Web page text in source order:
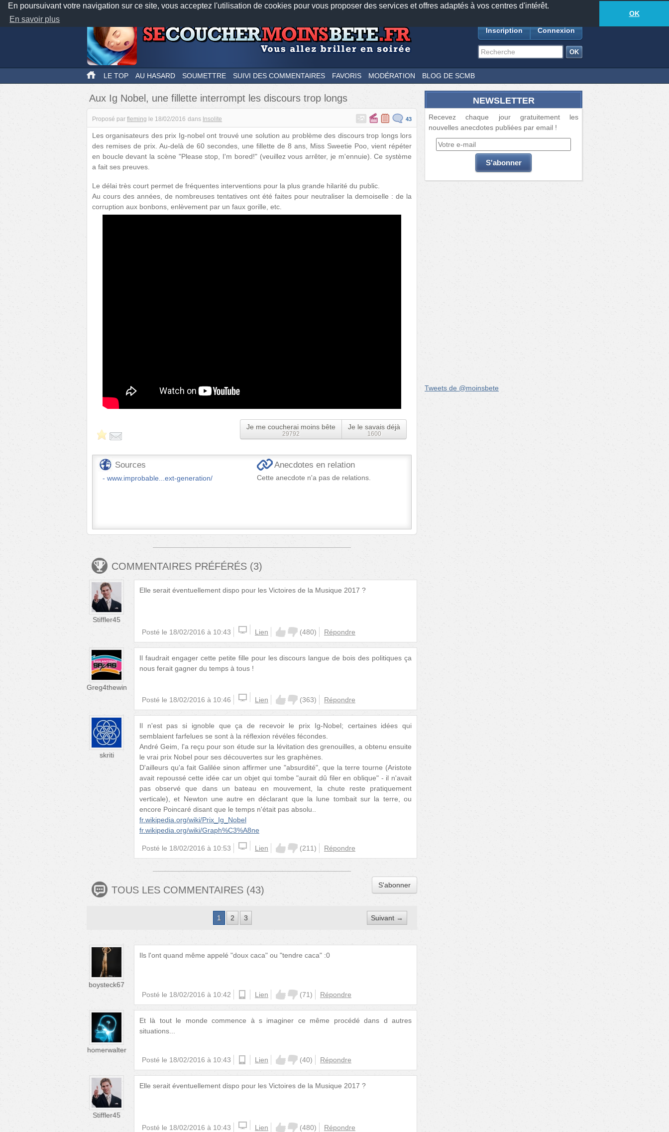
En poursuivant votre navigation sur ce site, vous acceptez l'utilisation de cookies pour vous proposer des services et offres adaptés à vos centres d'intérêt.
En savoir plus
OK
Nos applications mobiles Newsletter Facebook
TwitterFeeds18877anecdotes-646lecteurs connectés
Inscription Connexion
LE TOP AU HASARD SOUMETTRE SUIVI DES COMMENTAIRES FAVORIS MODÉRATION BLOG DE SCMB
Aux Ig Nobel, une fillette interrompt les discours trop longs
Proposé par fleming le 18/02/2016 dans Insolite 43
Les organisateurs des prix Ig-nobel ont trouvé une solution au problème des discours trop longs lors
des remises de prix. Au-delà de 60 secondes, une fillette de 8 ans, Miss Sweetie Poo, vient répéter
en boucle devant la scène "Please stop, I'm bored!" (veuillez vous arrêter, je m'ennuie). Ce système
a fait ses preuves.
Le délai très court permet de fréquentes interventions pour la plus grande hilarité du public.
Au cours des années, de nombreuses tentatives ont été faites pour neutraliser la demoiselle : de la
corruption aux bonbons, enlèvement par un faux gorille, etc.
Je me coucherai moins bête
29792
Je le savais déjà
1600
Sources
www.improbable...ext-generation/
Anecdotes en relation
Cette anecdote n'a pas de relations.
COMMENTAIRES PRÉFÉRÉS (3)
Stiffler45
Elle serait éventuellement dispo pour les Victoires de la Musique 2017 ?
Posté le 18/02/2016 à 10:43 Lien (480) Répondre
Greg4thewin
Il faudrait engager cette petite fille pour les discours langue de bois des politiques ça
nous ferait gagner du temps à tous !
Posté le 18/02/2016 à 10:46 Lien (363) Répondre
skriti
Il n'est pas si ignoble que ça de recevoir le prix Ig-Nobel; certaines idées qui
semblaient farfelues se sont à la réflexion révéles fécondes.
André Geim, l'a reçu pour son étude sur la lévitation des grenouilles, a obtenu ensuite
le vrai prix Nobel pour ses découvertes sur les graphènes.
D'ailleurs qu'a fait Galilée sinon affirmer une "absurdité", que la terre tourne (Aristote
avait repoussé cette idée car un objet qui tombe "aurait dû filer en oblique" - il n'avait
pas observé que dans un bateau en mouvement, la chute reste pratiquement
verticale), et Newton une autre en déclarant que la lune tombait sur la terre, ou
encore Poincaré disant que le temps n'était pas absolu..
fr.wikipedia.org/wiki/Prix_Ig_Nobel
fr.wikipedia.org/wiki/Graph%C3%A8ne
Posté le 18/02/2016 à 10:53 Lien (211) Répondre
TOUS LES COMMENTAIRES (43) S'abonner
1 2 3 Suivant →
boysteck67
Ils l'ont quand même appelé "doux caca" ou "tendre caca" :0
Posté le 18/02/2016 à 10:42 Lien (71) Répondre
homerwalter
Et là tout le monde commence à s imaginer ce même procédé dans d autres
situations...
Posté le 18/02/2016 à 10:43 androidLien (40) Répondre
Stiffler45
Elle serait éventuellement dispo pour les Victoires de la Musique 2017 ?
Posté le 18/02/2016 à 10:43 Lien (480) Répondre
NEWSLETTER
Recevez chaque jour gratuitement les
nouvelles anecdotes publiées par email !
Tweets de @moinsbete